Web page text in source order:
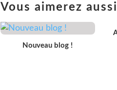
Vous aimerez
Nouveau blog !